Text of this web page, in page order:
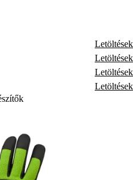
Letöltések
Letöltések
Letöltések
Letöltések